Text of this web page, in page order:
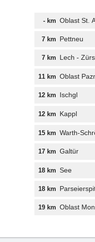
- km Oblast St.
7 km Pettneu
7 km Lech -
11 km Oblast
12 km Ischgl
12 km Kappl
15 km Warth-
17 km Galtür
18 km See
18 km
19 km Oblast